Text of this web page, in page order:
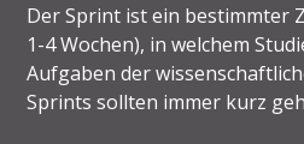
Der Sprint ist ein bestimmter
1-4 Wochen), in welchem
Aufgaben der
Sprints sollten immer kurz